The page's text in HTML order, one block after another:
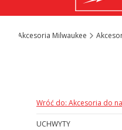
Akcesoria Milwaukee
Wróć do: Akcesoria do
UCHWYTY